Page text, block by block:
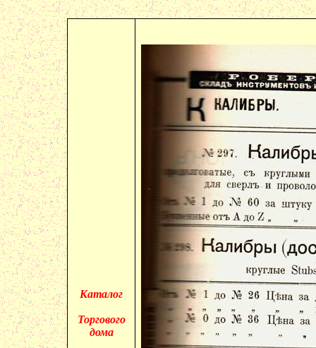
Каталог
Торгового
дома